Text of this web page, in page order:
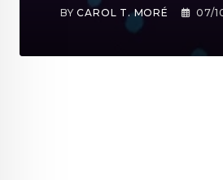
BYCAROL T. MORÉ 07/